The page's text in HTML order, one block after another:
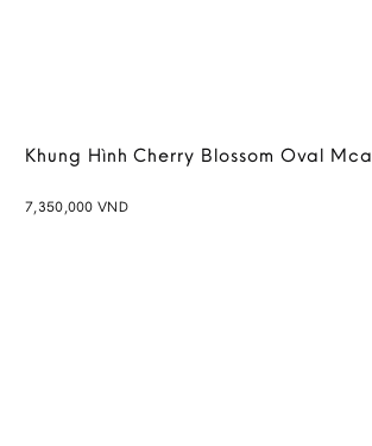
Khung Hình Cherry Blossom Oval Mca
7,350,000 VND